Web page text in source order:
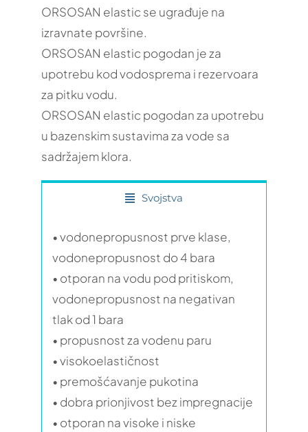
ORSOSAN elastic se ugrađuje na
izravnate površine.
ORSOSAN elastic pogodan je za
upotrebu kod vodosprema i rezervoara
za pitku vodu.
ORSOSAN elastic pogodan za upotrebu
u bazenskim sustavima za vode sa
sadržajem klora.
Svojstva
• vodonepropusnost prve klase,
vodonepropusnost do 4 bara
• otporan na vodu pod pritiskom,
vodonepropusnost na negativan
tlak od 1 bara
• propusnost za vodenu paru
• visokoelastičnost
• premošćavanje pukotina
• dobra prionjivost bez impregnacije
• otporan na visoke i niske